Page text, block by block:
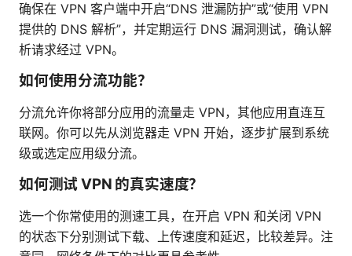
确保在 VPN 客户端中开启“DNS 泄漏防护”或“使用 VPN
提供的 DNS 解析”，并定期运行 DNS 漏洞测试，确认解
析请求经过 VPN。
如何使用分流功能？
分流允许你将部分应用的流量走 VPN，其他应用直连互
联网。你可以先从浏览器走 VPN 开始，逐步扩展到系统
级或选定应用级分流。
如何测试 VPN 的真实速度？
选一个你常使用的测速工具，在开启 VPN 和关闭 VPN
的状态下分别测试下载、上传速度和延迟，比较差异。注